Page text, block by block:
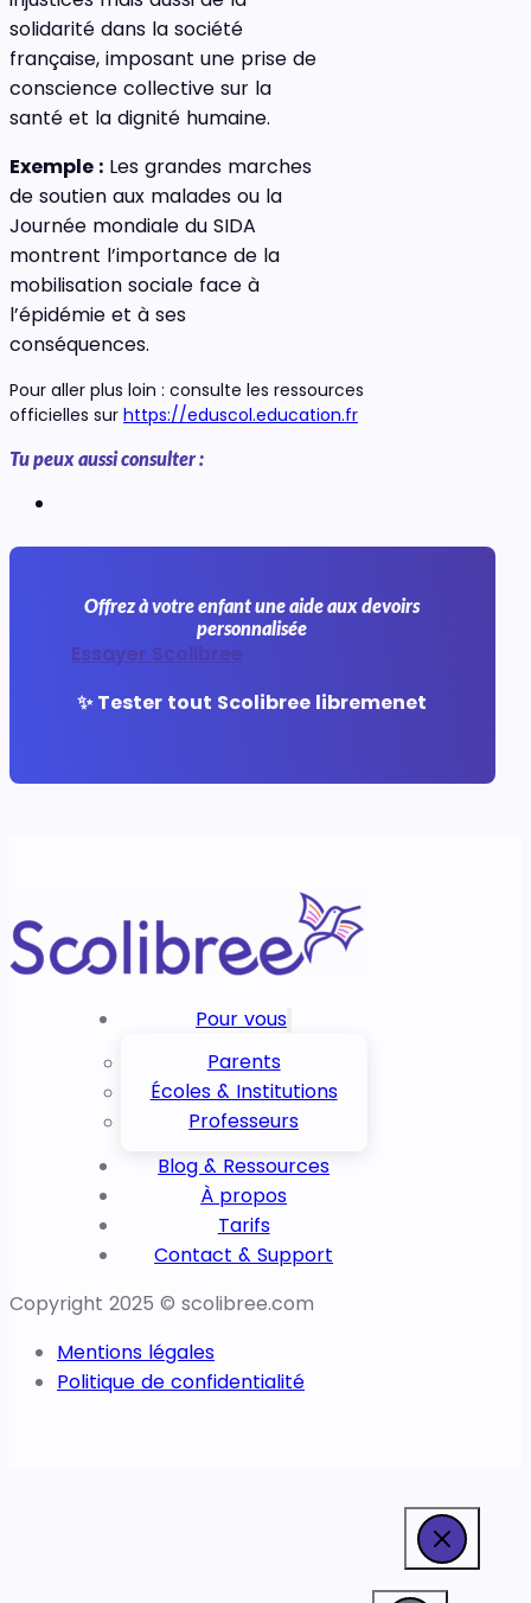
solidarité dans la société
française, imposant une prise de
conscience collective sur la
santé et la dignité humaine.
Exemple : Les grandes marches
de soutien aux malades ou la
Journée mondiale du SIDA
montrent l’importance de la
mobilisation sociale face à
l’épidémie et à ses
conséquences.
Pour aller plus loin : consulte les ressources
officielles sur https://eduscol.education.fr
Tu peux aussi consulter :
Offrez à votre enfant une aide aux devoirs
personnalisée
Essayer Scolibree
✨ Tester tout Scolibree libremenet
Pour vous
Parents
Écoles & Institutions
Professeurs
Blog & Ressources
À propos
Tarifs
Contact & Support
Copyright 2025 © scolibree.com
Mentions légales
Politique de confidentialité